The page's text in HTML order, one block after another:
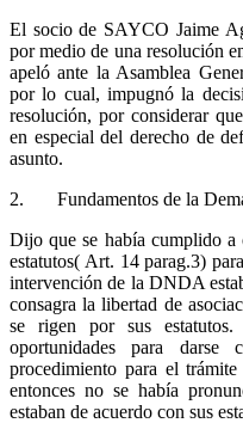
El socio de SAYCO Jaime
por medio de una resolución
apeló ante la Asamblea
por lo cual, impugnó la
resolución, por considerar
en especial del derecho de
asunto.
2. Fundamentos de la
Dijo que se había cumplido a
estatutos( Art. 14 parag.3)
intervención de la DNDA
consagra la libertad de
se rigen por sus
oportunidades para
procedimiento para el
entonces no se había
estaban de acuerdo con sus